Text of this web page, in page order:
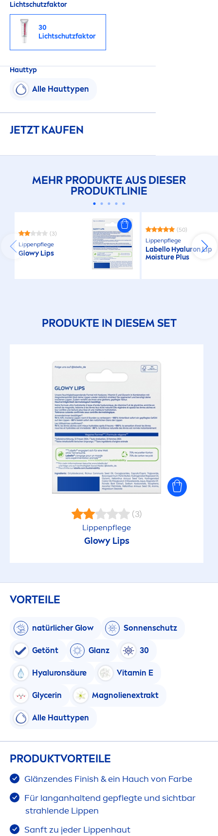
Lichtschutzfaktor
30
Lichtschutzfaktor
Hauttyp
Alle Hauttypen
JETZT KAUFEN
MEHR PRODUKTE AUS DIESER
PRODUKTLINIE
(3)
Lippenpflege
GlowyLips
(50)
Lippenpflege
Labello HyaluronLip
Moisture Plus
PRODUKTE IN DIESEM SET
(3)
Lippenpflege
Glowy Lips
VORTEILE
natürlicher Glow Sonnenschutz
Getönt Glanz 30
Hyaluronsäure Vitamin E
Glycerin Magnolienextrakt
Alle Hauttypen
PRODUKTVORTEILE
Glänzendes Finish & ein Hauch von Farbe
Für langanhaltend gepflegte und sichtbar
strahlende Lippen
Sanft zu jeder Lippenhaut